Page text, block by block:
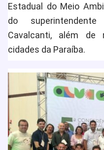
Estadual do Meio
do
Cavalcanti, além de
cidades da Paraíba.